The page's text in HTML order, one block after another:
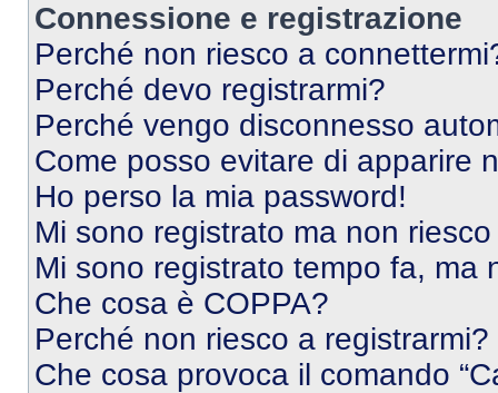
Connessione e registrazione
Perché non riesco a
Perché devo registrarmi?
Perché vengo disconnesso
Come posso evitare di apparire
Ho perso la mia password!
Mi sono registrato ma non
Mi sono registrato tempo fa, ma
Che cosa è COPPA?
Perché non riesco a registrarmi?
Che cosa provoca il comando